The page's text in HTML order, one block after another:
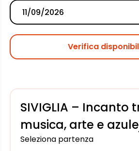
Verifica
SIVIGLIA – Incanto
musica, arte e
Seleziona partenza